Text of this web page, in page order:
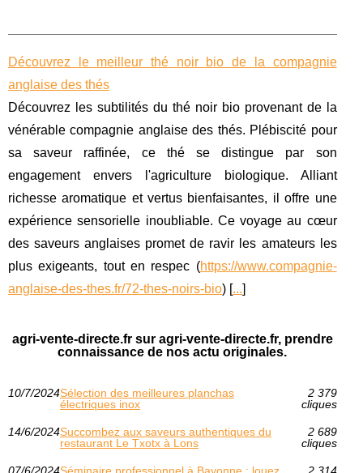
Découvrez le meilleur thé noir bio de la compagnie
anglaise des thés
Découvrez les subtilités du thé noir bio provenant de la
vénérable compagnie anglaise des thés. Plébiscité pour
sa saveur raffinée, ce thé se distingue par son
engagement envers l'agriculture biologique. Alliant
richesse aromatique et vertus bienfaisantes, il offre une
expérience sensorielle inoubliable. Ce voyage au cœur
des saveurs anglaises promet de ravir les amateurs les
plus exigeants, tout en respec (https://www.compagnie-
anglaise-des-thes.fr/72-thes-noirs-bio) [...]
agri-vente-directe.fr sur agri-vente-directe.fr, prendre
connaissance de nos actu originales.
10/7/2024Sélection des meilleures planchas
électriques inox
2 379
cliques
14/6/2024Succombez aux saveurs authentiques du
restaurant Le Txotx à Lons
2 689
cliques
07/6/2024Séminaire professionnel à Bayonne : louez 2 314